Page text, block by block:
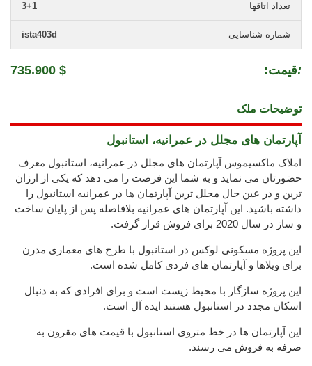
تعداد اتاقها 3+1
شماره شناسایی ista403d
:قیمت:
735.900 $
توضیحات ملک
آپارتمان های مجلل در عمرانیه، استانبول
املاک ماکسیموس آپارتمان های مجلل در عمرانیه، استانبول معرف
حضورتان می نماید و به شما این فرصت را می دهد که یکی از ارزان
ترین و در عین حال مجلل ترین آپارتمان ها در عمرانیه استانبول را
داشته باشید. این آپارتمان های عمرانیه بلافاصله پس از پایان ساخت
و ساز در سال 2020 برای فروش قرار گرفت.
این پروژه مسکونی لوکس در استانبول با طرح های معماری مدرن
برای ویلاها و آپارتمان های فردی کامل شده است.
این پروژه سازگار با محیط زیست است و برای افرادی که به دنبال
اسکان مجدد در استانبول هستند ایده آل است.
این آپارتمان ها در خط متروی استانبول با قیمت های مقرون به
صرفه به فروش می رسند.